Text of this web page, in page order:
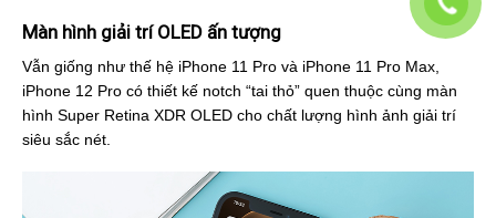
Màn hình giải trí OLED ấn tượng
Vẫn giống như thế hệ iPhone 11 Pro và iPhone 11 Pro Max,
iPhone 12 Pro có thiết kế notch “tai thỏ” quen thuộc cùng màn
hình Super Retina XDR OLED cho chất lượng hình ảnh giải trí
siêu sắc nét.